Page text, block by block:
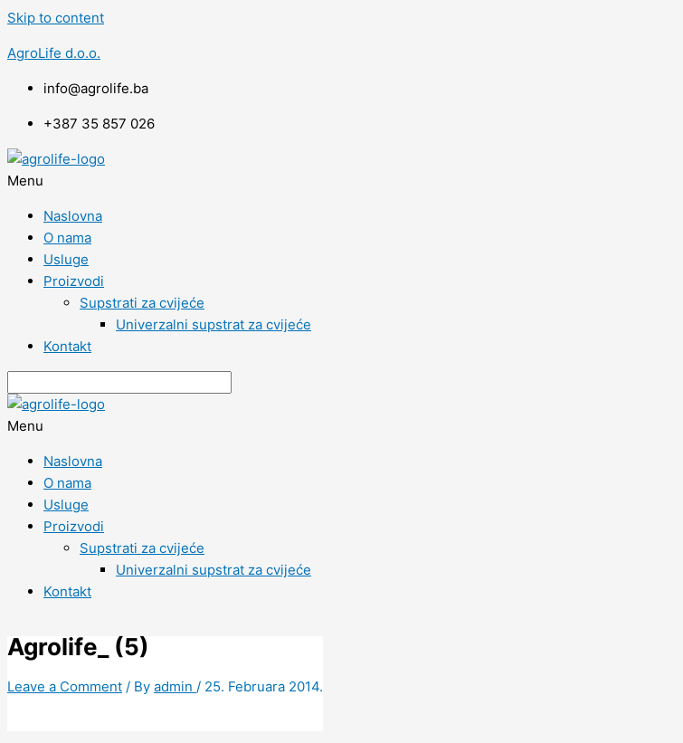
Skip to content
AgroLife d.o.o.
info@agrolife.ba
+387 35 857 026
Menu
Naslovna
O nama
Usluge
Proizvodi
Supstrati za cvijeće
Univerzalni supstrat za cvijeće
Kontakt
Menu
Naslovna
O nama
Usluge
Proizvodi
Supstrati za cvijeće
Univerzalni supstrat za cvijeće
Kontakt
Agrolife_ (5)
Leave a Comment / By admin / 25. Februara 2014.